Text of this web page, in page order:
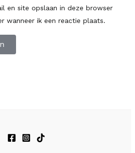
en site opslaan in deze browser
wanneer ik een reactie plaats.